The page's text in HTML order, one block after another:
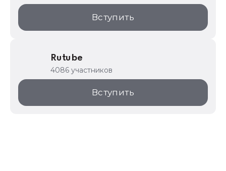
Вступить
Rutube
4086 участников
Вступить